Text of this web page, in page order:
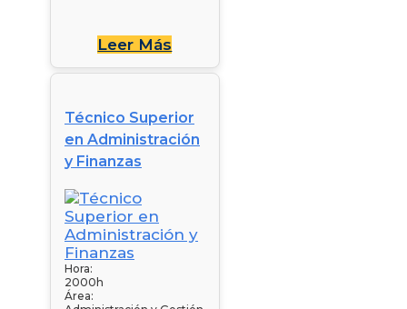
Leer Más
Técnico Superior
en Administración
y Finanzas
Hora:
2000h
Área: